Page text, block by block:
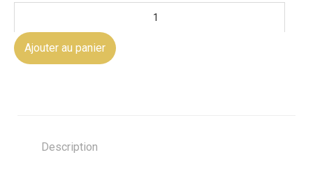
Ajouter au panier
Description